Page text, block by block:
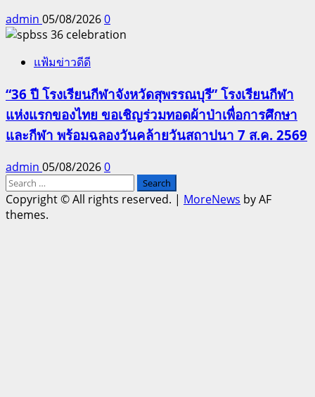
admin 05/08/20260
แฟ้มข่าวดีดี
“36 ปี โรงเรียนกีฬาจังหวัดสุพรรณบุรี” โรงเรียนกีฬา
แห่งแรกของไทย ขอเชิญร่วมทอดผ้าป่าเพื่อการศึกษา
และกีฬา พร้อมฉลองวันคล้ายวันสถาปนา 7 ส.ค. 2569
admin 05/08/20260
Search
for:
Copyright © All rights reserved. | MoreNews by AF
themes.